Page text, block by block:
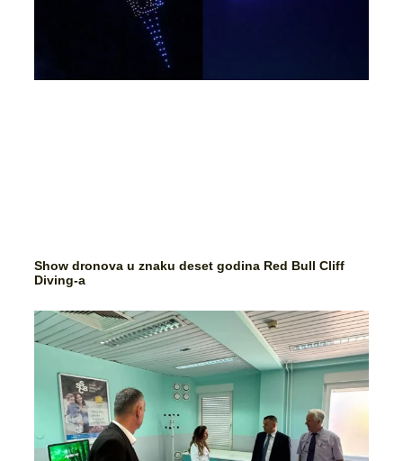
Show dronova u znaku deset godina Red Bull Cliff
Diving-a